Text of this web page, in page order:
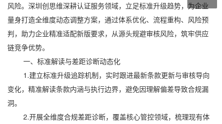
风险。深圳创思维深耕认证服务领域，立足标准升级趋势，为企业
量身打造全维度动态调整方案，通过体系优化、流程重构、风险预
判，助力企业精准适配新版要求，从源头规避审核风险，筑牢供应
链竞争优势。
一、标准解读与差距诊断动态化
1.建立标准升级追踪机制，实时跟进最新条款更新与审核导向
变化，精准解读条款内涵与执行边界，避免因理解偏差导致合规漏
洞。
2.开展全维度合规差距诊断，覆盖核心管控领域，梳理现有体